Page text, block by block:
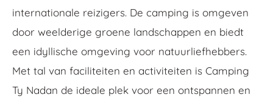
internationale reizigers. De camping is omgeven
door weelderige groene landschappen en biedt
een idyllische omgeving voor natuurliefhebbers.
Met tal van faciliteiten en activiteiten is Camping
Ty Nadan de ideale plek voor een ontspannen en